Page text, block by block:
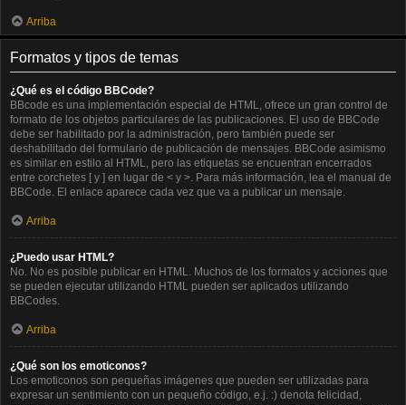
Arriba
Formatos y tipos de temas
¿Qué es el código BBCode?
BBcode es una implementación especial de HTML, ofrece un gran control de
formato de los objetos particulares de las publicaciones. El uso de BBCode
debe ser habilitado por la administración, pero también puede ser
deshabilitado del formulario de publicación de mensajes. BBCode asimismo
es similar en estilo al HTML, pero las etiquetas se encuentran encerrados
entre corchetes [ y ] en lugar de < y >. Para más información, lea el manual de
BBCode. El enlace aparece cada vez que va a publicar un mensaje.
Arriba
¿Puedo usar HTML?
No. No es posible publicar en HTML. Muchos de los formatos y acciones que
se pueden ejecutar utilizando HTML pueden ser aplicados utilizando
BBCodes.
Arriba
¿Qué son los emoticonos?
Los emoticonos son pequeñas imágenes que pueden ser utilizadas para
expresar un sentimiento con un pequeño código, e.j. :) denota felicidad,